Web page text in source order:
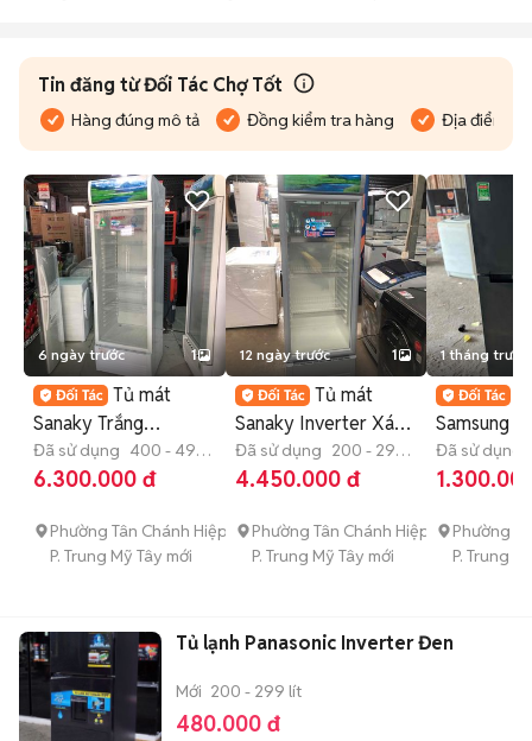
Tin đăng từ Đối Tác Chợ Tốt
Hàng đúng mô tả Đồng kiểm tra hàng Địa điểm
6 ngày trước 1
Tủ mát
Sanaky Trắng
400/340 lít inverter
Đã sử dụng 400 - 499
lít
6.300.000 đ
Phường Tân Chánh Hiệp
P. Trung Mỹ Tây mới
12 ngày trước 1
Tủ mát
Sanaky Inverter Xám
250/210 lít giá tốt
Đã sử dụng 200 - 299
lít
4.450.000 đ
Phường Tân Chánh Hiệp
P. Trung Mỹ Tây mới
1 tháng trước
Samsung
Inverter
Đã sử dụng
lít
Phường
P. Trung
Tủ lạnh Panasonic Inverter Đen
Mới 200 - 299 lít
480.000 đ